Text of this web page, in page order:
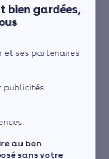
bien gardées,
et ses partenaires
publicités
au bon
sans votre
Presse
Murs
Sols
min de lecture